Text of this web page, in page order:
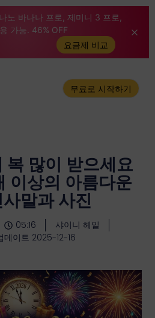
노 바나나 프로, 제미니 3 프로,
가능. 46% OFF
요금제 비교
무료로 시작하기
많이 받으세요
이상의 아름다운
말과 사진
05:16
샤이니 헤일
데이트 2025-12-16